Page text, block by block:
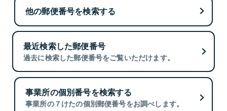
他の郵便番号を検索する
最近検索した郵便番号
過去に検索した郵便番号をご覧いただけます。
事業所の個別番号を検索する
事業所の７けたの個別郵便番号をお調べします。